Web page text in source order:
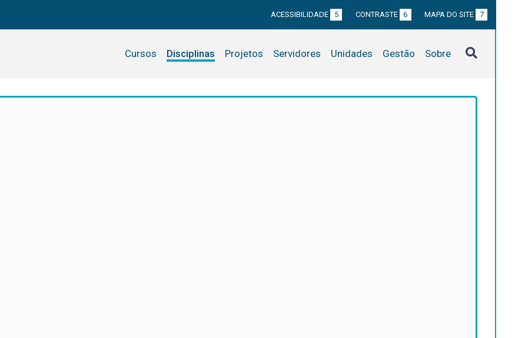
ACESSIBILIDADE 5 CONTRASTE 6 MAPA DO SITE 7
Cursos Disciplinas Projetos Servidores Unidades Gestão Sobre